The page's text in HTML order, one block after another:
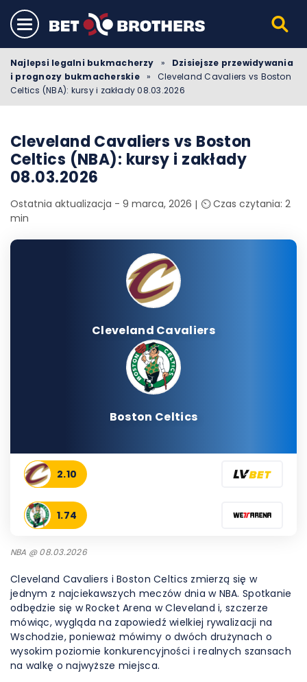
Najlepsi legalni bukmacherzy »
Dzisiejsze przewidywania
i prognozy bukmacherskie
»
Cleveland Cavaliers vs Boston
Celtics (NBA): kursy i zakłady 08.03.2026
Cleveland Cavaliers vs Boston
Celtics (NBA): kursy i zakłady
08.03.2026
Ostatnia aktualizacja - 9 marca, 2026
⏲️ Czas czytania: 2
min
Cleveland Cavaliers
Boston Celtics
2.10
1.74
NBA @ 08.03.2026
Cleveland Cavaliers i Boston Celtics zmierzą się w
jednym z najciekawszych meczów dnia w NBA. Spotkanie
odbędzie się w Rocket Arena w Cleveland i, szczerze
mówiąc, wygląda na zapowiedź wielkiej rywalizacji na
Wschodzie, ponieważ mówimy o dwóch drużynach o
wysokim poziomie konkurencyjności i realnych szansach
na walkę o najwyższe miejsca.